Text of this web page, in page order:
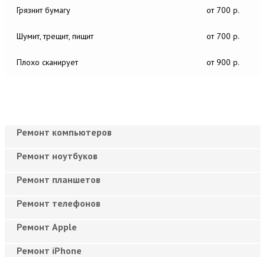
Грязнит бумагу от 700 р.
Шумит, трещит, пищит от 700 р.
Плохо сканирует от 900 р.
Ремонт компьютеров
Ремонт ноутбуков
Ремонт планшетов
Ремонт телефонов
Ремонт Apple
Ремонт iPhone